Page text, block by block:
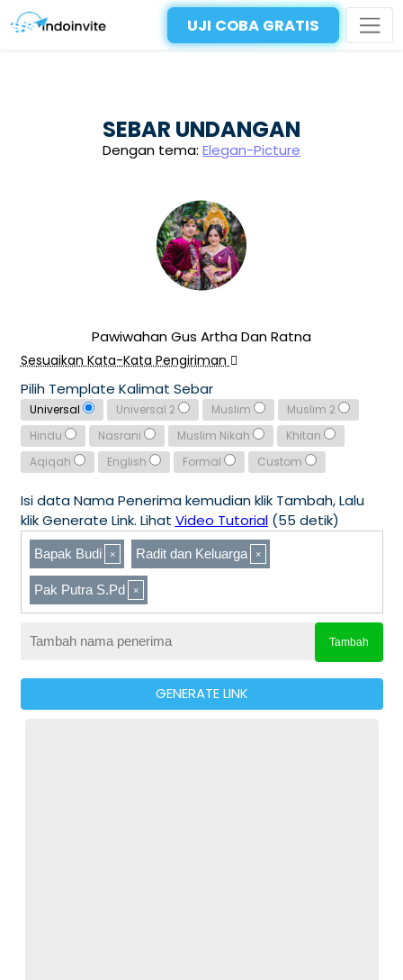
UJI COBA GRATIS
SEBAR UNDANGAN
Dengan tema: Elegan-Picture
Pawiwahan Gus Artha Dan Ratna
Sesuaikan Kata-Kata Pengiriman
Pilih Template Kalimat Sebar
Universal Universal 2 Muslim
Muslim 2
Hindu
Nasrani Muslim Nikah
Khitan
Aqiqah
English Formal Custom
Isi data Nama Penerima kemudian klik Tambah, Lalu
klik Generate Link. Lihat Video Tutorial(55 detik)
Bapak Budi Radit dan Keluarga
Pak Putra S.Pd
Tambah
GENERATE LINK